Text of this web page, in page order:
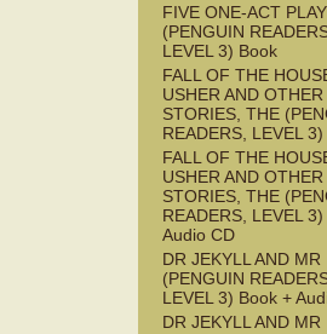
FIVE ONE-ACT
(PENGUIN
LEVEL 3) Book
FALL OF THE
USHER AND OTHER
STORIES, THE
READERS, LEVEL
FALL OF THE
USHER AND OTHER
STORIES, THE
READERS, LEVEL
Audio CD
DR JEKYLL AND MR
(PENGUIN
LEVEL 3) Book +
DR JEKYLL AND MR